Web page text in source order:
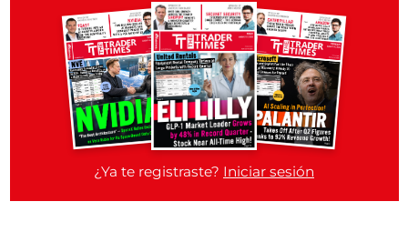
¿Ya te registraste? Iniciar sesión